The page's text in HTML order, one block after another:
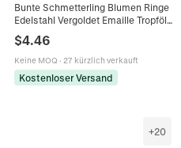
Bunte Schmetterling Blumen Ringe
Edelstahl Vergoldet Emaille Tropföl
Geripptes Band Süßer
Modeschmuck
$4.46
Keine MOQ · 27 kürzlich verkauft
Kostenloser Versand
+20